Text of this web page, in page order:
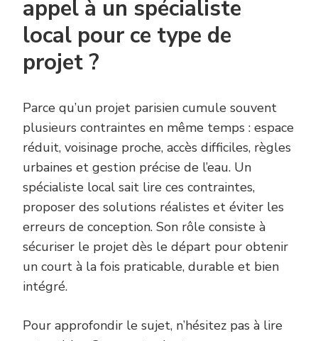
appel à un spécialiste
local pour ce type de
projet ?
Parce qu’un projet parisien cumule souvent
plusieurs contraintes en même temps : espace
réduit, voisinage proche, accès difficiles, règles
urbaines et gestion précise de l’eau. Un
spécialiste local sait lire ces contraintes,
proposer des solutions réalistes et éviter les
erreurs de conception. Son rôle consiste à
sécuriser le projet dès le départ pour obtenir
un court à la fois praticable, durable et bien
intégré.
Pour approfondir le sujet, n’hésitez pas à lire